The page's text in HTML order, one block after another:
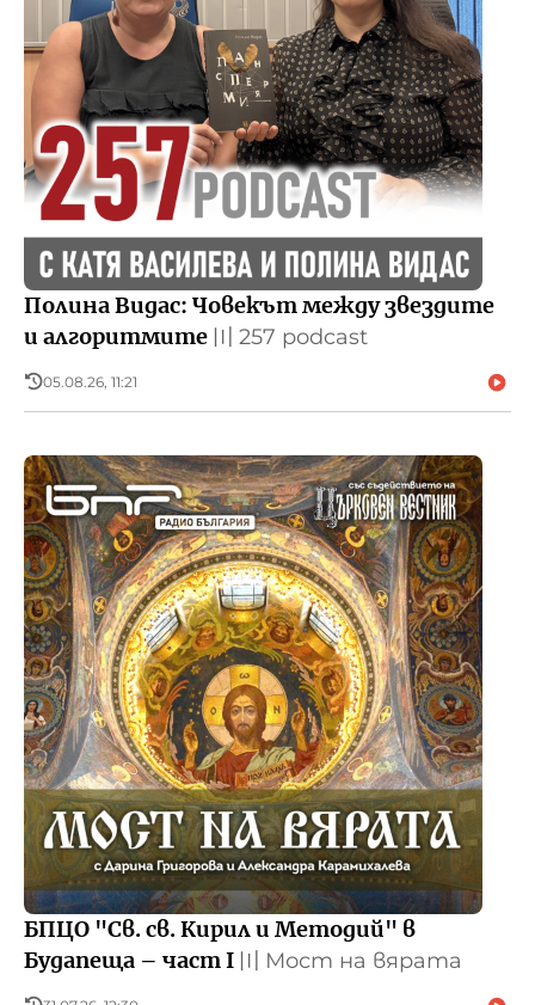
Полина Видас: Човекът между звездите
и алгоритмите 〣 257 podcast
05.08.26, 11:21
БПЦО "Св. св. Кирил и Методий" в
Будапеща – част I 〣 Мост на вярата